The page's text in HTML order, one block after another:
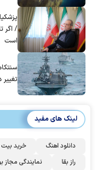
/ اگر
است
تغییر
لینک های مفید
دانلود اهنگ خرید
راز بقا
نمایندگی مجاز